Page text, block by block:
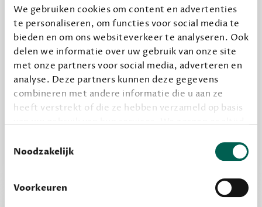
We gebruiken cookies om content en advertenties
te personaliseren, om functies voor social media te
bieden en om ons websiteverkeer te analyseren. Ook
delen we informatie over uw gebruik van onze site
met onze partners voor social media, adverteren en
analyse. Deze partners kunnen deze gegevens
combineren met andere informatie die u aan ze
heeft verstrekt of die ze hebben verzameld op basis
grondslag gebeurt, en er niet onnodig data van je
wordt verwerkt. Gevoelige persoonsgegevens delen
Noodzakelijk
Voorkeuren
Geef cadeau
Alles van Dewey Free
Word een bovengemiddelde lezer met 6 boeken
kijken of het zou bevallen (maar dit hoeft niet)